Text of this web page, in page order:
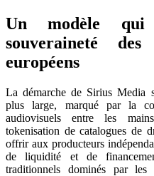
Un modèle
souveraineté
européens
La démarche de Sirius Media
plus large, marqué par la
audiovisuels entre les
tokenisation de catalogues de
offrir aux producteurs
de liquidité et de
traditionnels dominés par